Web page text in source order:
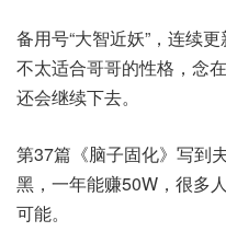
备用号“大智近妖”，连续
不太适合哥哥的性格，念
还会继续下去。
第37篇《脑子固化》写到
黑，一年能赚50W，很多
可能。